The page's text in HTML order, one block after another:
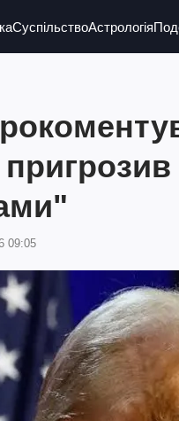
СуспільствоАстрологія
09:05